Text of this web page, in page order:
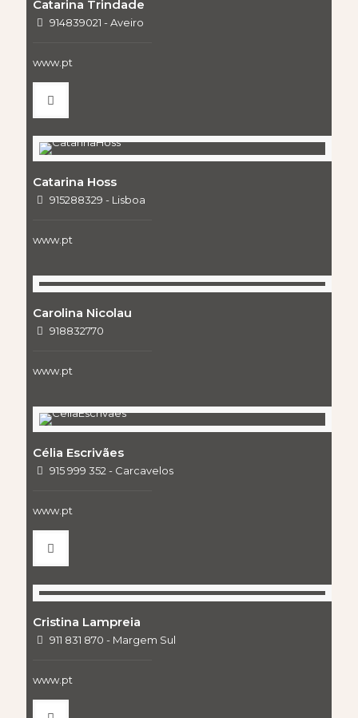
Catarina Trindade
914839021 - Aveiro
www.pt
Catarina Hoss
915288329 - Lisboa
www.pt
Carolina Nicolau
918832770
www.pt
Célia Escrivães
915 999 352 - Carcavelos
www.pt
Cristina Lampreia
911 831 870 - Margem Sul
www.pt